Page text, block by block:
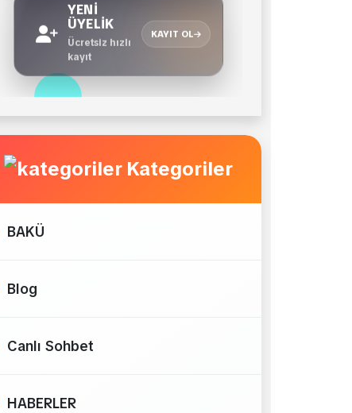
YENİ
ÜYELİK
Ücretsiz hızlı
kayıt
KAYIT OL
Kategoriler
BAKÜ
Blog
Canlı Sohbet
HABERLER